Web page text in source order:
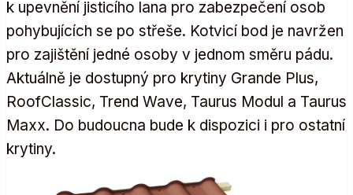
k upevnění jisticího lana pro zabezpečení osob
pohybujících se po střeše. Kotvicí bod je navržen
pro zajištění jedné osoby v jednom směru pádu.
Aktuálně je dostupný pro krytiny Grande Plus,
RoofClassic, Trend Wave, Taurus Modul a Taurus
Maxx. Do budoucna bude k dispozici i pro ostatní
krytiny.